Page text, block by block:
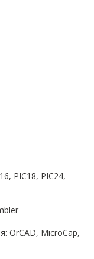
PIC18, PIC24,
OrCAD, MicroCap,